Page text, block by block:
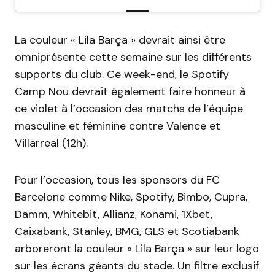
La couleur « Lila Barça » devrait ainsi être
omniprésente cette semaine sur les différents
supports du club. Ce week-end, le Spotify
Camp Nou devrait également faire honneur à
ce violet à l’occasion des matchs de l’équipe
masculine et féminine contre Valence et
Villarreal (12h).
Pour l’occasion, tous les sponsors du FC
Barcelone comme Nike, Spotify, Bimbo, Cupra,
Damm, Whitebit, Allianz, Konami, 1Xbet,
Caixabank, Stanley, BMG, GLS et Scotiabank
arboreront la couleur « Lila Barça » sur leur logo
sur les écrans géants du stade. Un filtre exclusif